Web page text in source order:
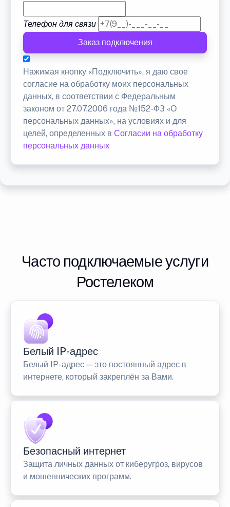
Телефон для связи
Заказ подключения
Нажимая кнопку «Подключить», я даю свое
согласие на обработку моих персональных
данных, в соответствии с Федеральным
законом от 27.07.2006 года №152-ФЗ «О
персональных данных», на условиях и для
целей, определенных в Согласии на обработку
персональных данных
Часто подключаемые услуги
Ростелеком
Белый IP-адрес
Белый IP-адрес — это постоянный адрес в
интернете, который закреплён за Вами.
Безопасный интернет
Защита личных данных от киберугроз, вирусов
и мошеннических программ.